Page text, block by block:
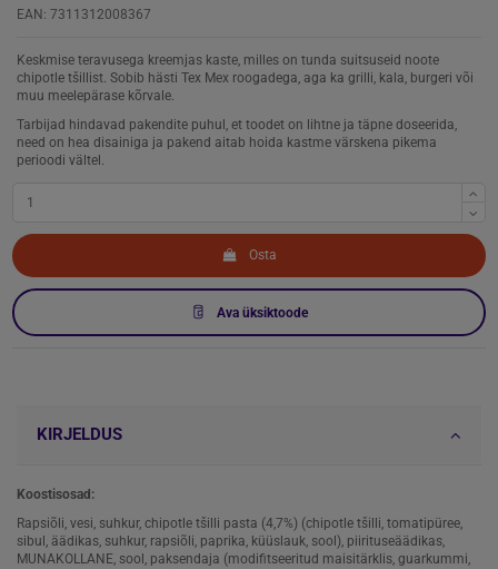
EAN: 7311312008367
Keskmise teravusega kreemjas kaste, milles on tunda suitsuseid noote
chipotle tšillist. Sobib hästi Tex Mex roogadega, aga ka grilli, kala, burgeri või
muu meelepärase kõrvale.
Tarbijad hindavad pakendite puhul, et toodet on lihtne ja täpne doseerida,
need on hea disainiga ja pakend aitab hoida kastme värskena pikema
perioodi vältel.
Osta
Ava üksiktoode
KIRJELDUS
Koostisosad:
Rapsiõli, vesi, suhkur, chipotle tšilli pasta (4,7%) (chipotle tšilli, tomatipüree,
sibul, äädikas, suhkur, rapsiõli, paprika, küüslauk, sool), piirituseäädikas,
MUNAKOLLANE, sool, paksendaja (modifitseeritud maisitärklis, guarkummi,